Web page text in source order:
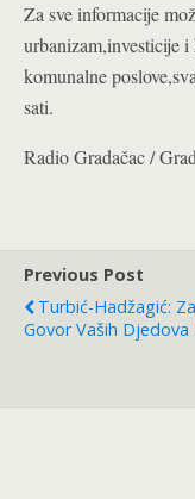
Za sve informacije
urbanizam,investicije
komunalne
sati.
Radio Gradačac /
Previous Post
Turbić-Hadžagić:
Govor Vaših Djedova